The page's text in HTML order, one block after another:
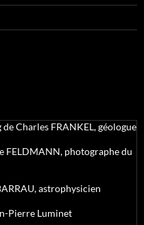
Charles FRANKEL, géologue
FELDMANN, photographe du
astrophysicien
Pierre Luminet